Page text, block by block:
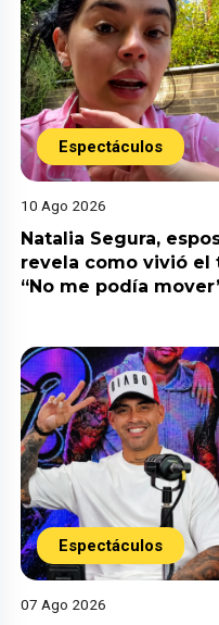
Espectáculos
10 Ago 2026
Natalia Segura,
revela como vivió el
“No me podía
Espectáculos
07 Ago 2026